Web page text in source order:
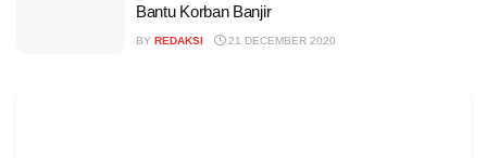
Bantu Korban Banjir
BY REDAKSI 21 DECEMBER 2020